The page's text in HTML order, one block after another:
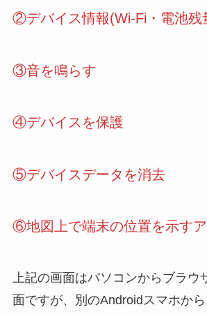
②デバイス情報(Wi-Fi・電池残
③音を鳴らす
④デバイスを保護
⑤デバイスデータを消去
⑥地図上で端末の位置を示す
上記の画面はパソコンからブラウ
面ですが、別のAndroidスマホか